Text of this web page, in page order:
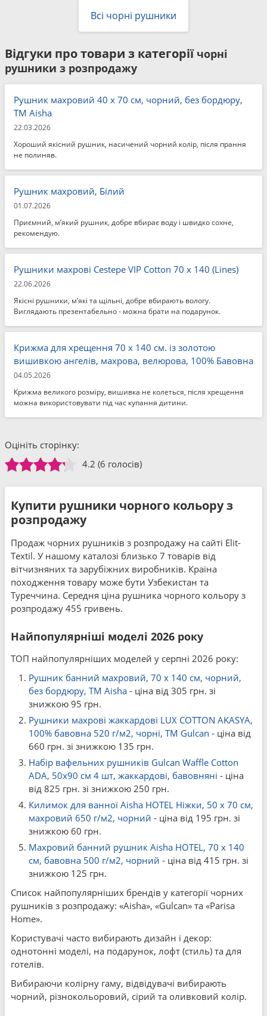
Всі чорні рушники
Відгуки про товари з категорії чорні
рушники з розпродажу
Рушник махровий 40 x 70 см, чорний, без бордюру,
ТМ Aisha
22.03.2026
Хороший якісний рушник, насичений чорний колір, після прання
не полиняв.
Рушник махровий, Білий
01.07.2026
Приємний, м’який рушник, добре вбирає воду і швидко сохне,
рекомендую.
Рушники махрові Cestepe VIP Cotton 70 x 140 (Lines)
22.06.2026
Якісні рушники, м’які та щільні, добре вбирають вологу.
Виглядають презентабельно - можна брати на подарунок.
Крижма для хрещення 70 x 140 см. із золотою
вишивкою ангелів, махрова, велюрова, 100% Бавовна
04.05.2026
Крижма великого розміру, вишивка не колеться, після хрещення
можна використовувати під час купання дитини.
Оцініть сторінку:
4.2 (6 голосів)
Купити рушники чорного кольору з
розпродажу
Продаж чорних рушників з розпродажу на сайті Elit-
Textil. У нашому каталозі близько 7 товарів від
вітчизняних та зарубіжних виробників. Країна
походження товару може бути Узбекистан та
Туреччина. Середня ціна рушника чорного кольору з
розпродажу 455 гривень.
Найпопулярніші моделі 2026 року
ТОП найпопулярніших моделей у серпні 2026 року:
Рушник банний махровий, 70 x 140 см, чорний,
без бордюру, ТМ Aisha - ціна від 305 грн. зі
знижкою 95 грн.
Рушники махрові жаккардові LUX COTTON AKASYA,
100% бавовна 520 г/м2, чорні, ТМ Gulcan - ціна від
660 грн. зі знижкою 135 грн.
Набір вафельних рушників Gulcan Waffle Cotton
ADA, 50x90 см 4 шт, жаккардові, бавовняні - ціна
від 825 грн. зі знижкою 250 грн.
Килимок для ванної Aisha HOTEL Ніжки, 50 x 70 см,
махровий 650 г/м2, чорний - ціна від 195 грн. зі
знижкою 60 грн.
Махровий банний рушник Aisha HOTEL, 70 x 140
см, бавовна 500 г/м2, чорний - ціна від 415 грн. зі
знижкою 125 грн.
Список найпопулярніших брендів у категорії чорних
рушників з розпродажу: «Aisha», «Gulcan» та «Parisa
Home».
Користувачі часто вибирають дизайн і декор:
однотонні моделі, на подарунок, лофт (стиль) та для
готелів.
Вибираючи колірну гаму, відвідувачі вибирають
чорний, різнокольоровий, сірий та оливковий колір.